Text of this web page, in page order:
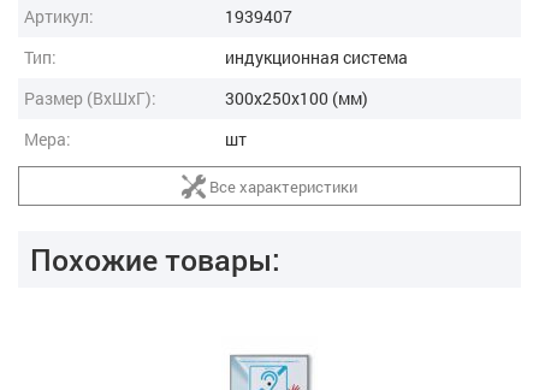
Артикул:
1939407
Тип:
индукционная система
Размер (ВxШxГ):
300x250x100 (мм)
Мера:
шт
Все характеристики
Похожие товары: